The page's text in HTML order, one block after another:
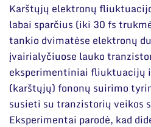
Karštųjų elektronų
labai sparčius (iki 30 fs
tankio dvimatėse elektronų
įvairialyčiuose lauko
eksperimentiniai fliuktuacijų
(karštųjų) fononų suirimo
susieti su tranzistorių veikos
Eksperimentai parodė, kad